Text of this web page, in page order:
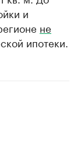
и
не
ипотеки.